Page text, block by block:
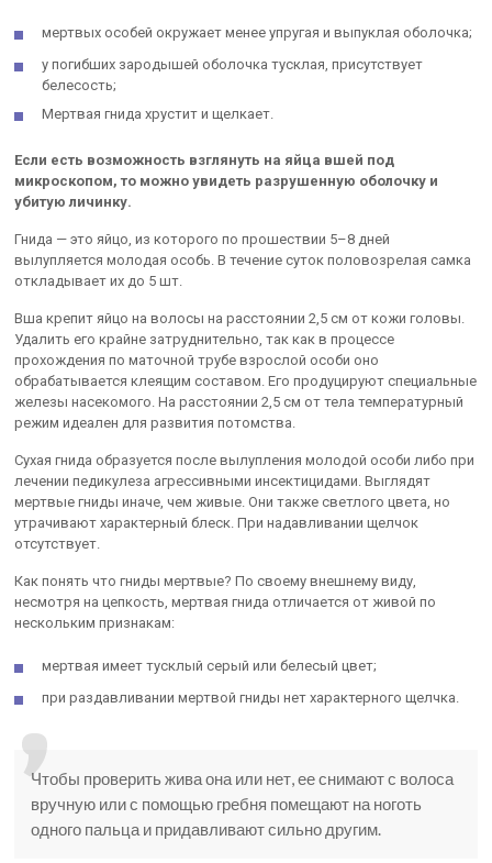
мертвых особей окружает менее упругая и выпуклая оболочка;
у погибших зародышей оболочка тусклая, присутствует
белесость;
Мертвая гнида хрустит и щелкает.
Если есть возможность взглянуть на яйца вшей под
микроскопом, то можно увидеть разрушенную оболочку и
убитую личинку.
Гнида — это яйцо, из которого по прошествии 5–8 дней
вылупляется молодая особь. В течение суток половозрелая самка
откладывает их до 5 шт.
Вша крепит яйцо на волосы на расстоянии 2,5 см от кожи головы.
Удалить его крайне затруднительно, так как в процессе
прохождения по маточной трубе взрослой особи оно
обрабатывается клеящим составом. Его продуцируют специальные
железы насекомого. На расстоянии 2,5 см от тела температурный
режим идеален для развития потомства.
Сухая гнида образуется после вылупления молодой особи либо при
лечении педикулеза агрессивными инсектицидами. Выглядят
мертвые гниды иначе, чем живые. Они также светлого цвета, но
утрачивают характерный блеск. При надавливании щелчок
отсутствует.
Как понять что гниды мертвые? По своему внешнему виду,
несмотря на цепкость, мертвая гнида отличается от живой по
нескольким признакам:
мертвая имеет тусклый серый или белесый цвет;
при раздавливании мертвой гниды нет характерного щелчка.
Чтобы проверить жива она или нет, ее снимают с волоса
вручную или с помощью гребня помещают на ноготь
одного пальца и придавливают сильно другим.